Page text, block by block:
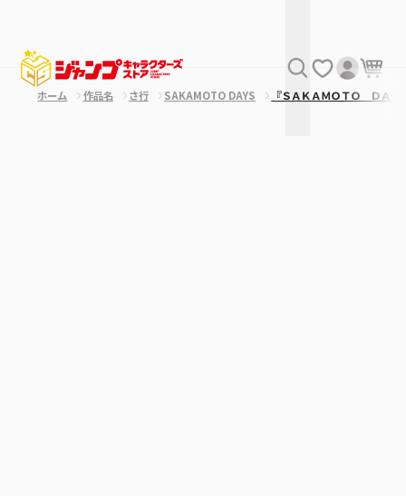
ホーム 作品名 さ行 SAKAMOTO DAYS 『ＳＡＫＡＭＯＴＯ ＤＡ